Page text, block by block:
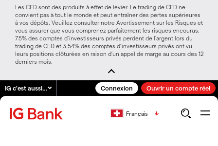
Les CFD sont des produits à effet de levier. Le trading de CFD ne
convient pas à tout le monde et peut entraîner des pertes supérieures
à vos dépôts. Veuillez consulter notre Avertissement sur les Risques et
vous assurer que vous comprenez parfaitement les risques encourus.
75% des comptes d’investisseurs privés perdent de l’argent lors du
trading de CFD et 3.54% des comptes d’investisseurs privés ont vu
leurs positions clôturées en raison d’un appel de marge au cours des 12
derniers mois.
IG c'est aussi… Connexion Ouvrir un compte réel
Français